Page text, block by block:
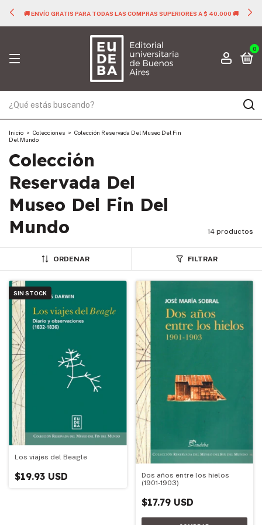
🚚 ENVÍO GRATIS PARA TODAS LAS COMPRAS SUPERIORES A $ 40.000 🚚
0
Inicio > Colecciones > Colección Reservada Del Museo Del Fin
Del Mundo
Colección
Reservada Del
Museo Del Fin Del
Mundo
14 productos
ORDENAR FILTRAR
SIN STOCK
Los viajes del Beagle
$19.93 USD
Dos años entre los hielos
(1901-1903)
$17.79 USD